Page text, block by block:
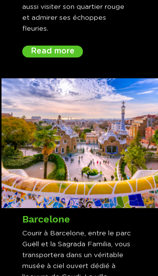
aussi visiter son quartier rouge
et admirer ses échoppes
fleuries.
Read more
Barcelone
Courir à Barcelone, entre le parc
Guëll et la Sagrada Familia, vous
transportera dans un véritable
musée à ciel ouvert dédié à